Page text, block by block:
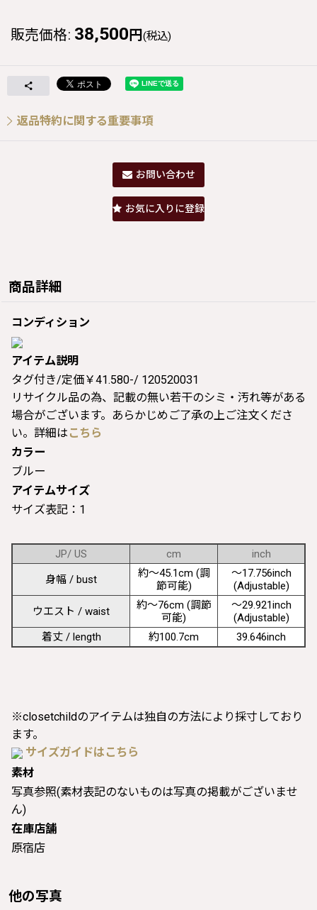
販売価格: 38,500 円 (税込)
返品特約に関する重要事項
お問い合わせ
お気に入りに登録
商品詳細
コンディション
アイテム説明
タグ付き/定価￥41.580-/ 120520031
リサイクル品の為、記載の無い若干のシミ・汚れ等がある
場合がございます。あらかじめご了承の上ご注文くださ
い。詳細は こちら
カラー
ブルー
アイテムサイズ
サイズ表記：1
JP/ US cm
inch
身幅 / bust
約〜45.1cm (調
節可能)
〜17.756inch
(Adjustable)
ウエスト / waist
約〜76cm (調節
可能)
〜29.921inch
(Adjustable)
着丈 / length
約100.7cm 39.646inch
※closetchildのアイテムは独自の方法により採寸しており
ます。
サイズガイドはこちら
素材
写真参照(素材表記のないものは写真の掲載がございませ
ん)
在庫店舗
原宿店
他の写真